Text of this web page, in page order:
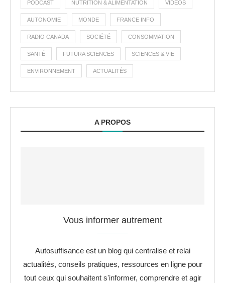
PODCAST NUTRITION & ALIMENTATION VIDÉOS
AUTONOMIE MONDE FRANCE INFO
RADIO CANADA SOCIÉTÉ CONSOMMATION
SANTÉ FUTURA SCIENCES SCIENCES & VIE
ENVIRONNEMENT ACTUALITÉS
A PROPOS
Vous informer autrement
Autosuffisance est un blog qui centralise et relai
actualités, conseils pratiques, ressources en ligne pour
tout ceux qui souhaitent s'informer, comprendre et agir